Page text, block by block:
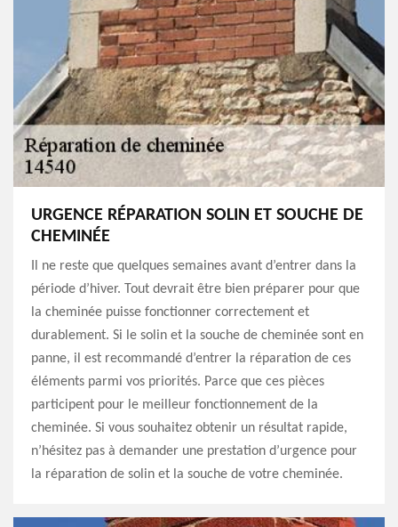
URGENCE RÉPARATION SOLIN ET SOUCHE DE
CHEMINÉE
Il ne reste que quelques semaines avant d’entrer dans la
période d’hiver. Tout devrait être bien préparer pour que
la cheminée puisse fonctionner correctement et
durablement. Si le solin et la souche de cheminée sont en
panne, il est recommandé d’entrer la réparation de ces
éléments parmi vos priorités. Parce que ces pièces
participent pour le meilleur fonctionnement de la
cheminée. Si vous souhaitez obtenir un résultat rapide,
n’hésitez pas à demander une prestation d’urgence pour
la réparation de solin et la souche de votre cheminée.